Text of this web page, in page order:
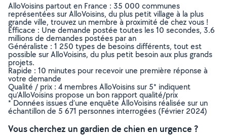
AlloVoisins partout en France : 35 000 communes
représentées sur AlloVoisins, du plus petit village à la plus
grande ville, trouvez un membre à proximité de chez vous !
Efficace : Une demande postée toutes les 10 secondes, 3.6
millions de demandes postées par an
Généraliste : 1 250 types de besoins différents, tout est
possible sur AlloVoisins, du plus petit besoin aux plus grands
projets.
Rapide : 10 minutes pour recevoir une première réponse à
votre demande
Qualité / prix : 4 membres AlloVoisins sur 5* indiquent
qu’AlloVoisins propose un bon rapport qualité/prix
* Données issues d’une enquête AlloVoisins réalisée sur un
échantillon de 5 671 personnes interrogées (Février 2024)
Vous cherchez un gardien de chien en urgence ?